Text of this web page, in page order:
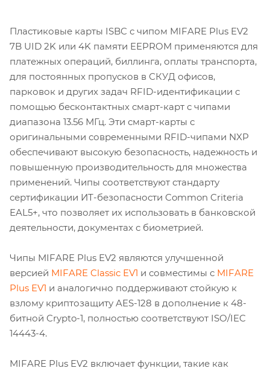
Пластиковые карты ISBC с чипом MIFARE Plus EV2
7B UID 2K или 4K памяти EEPROM применяются для
платежных операций, биллинга, оплаты транспорта,
для постоянных пропусков в СКУД офисов,
парковок и других задач RFID-идентификации с
помощью бесконтактных смарт-карт с чипами
диапазона 13.56 МГц. Эти смарт-карты с
оригинальными современными RFID-чипами NXP
обеспечивают высокую безопасность, надежность и
повышенную производительность для множества
применений. Чипы соответствуют стандарту
сертификации ИТ-безопасности Common Criteria
EAL5+, что позволяет их использовать в банковской
деятельности, документах с биометрией.
Чипы MIFARE Plus EV2 являются улучшенной
версией MIFARE Classic EV1 и совместимы с MIFARE
Plus EV1 и аналогично поддерживают стойкую к
взлому криптозащиту AES-128 в дополнение к 48-
битной Crypto-1, полностью соответствуют ISO/IEC
14443-4.
MIFARE Plus EV2 включает функции, такие как